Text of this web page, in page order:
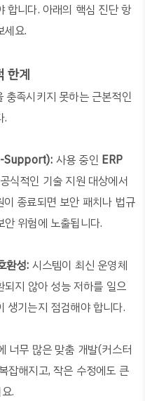
합니다.아래의 핵심 진단 항
세요.
한계
충족시키지 못하는 근본적인
.
Support): 사용 중인 ERP
식적인 기술 지원 대상에서
이 종료되면 보안 패치나 법규
위험에 노출됩니다.
환성: 시스템이 최신 운영체
되지 않아 성능 저하를 일으
생기는지 점검해야 합니다.
너무 많은 맞춤 개발(커스터
잡해지고, 작은 수정에도 큰
.